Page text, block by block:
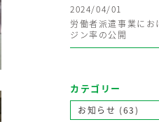
2024/04/01
労働者派遣事業にお
ジン率の公開
カテゴリー
お知らせ (63)